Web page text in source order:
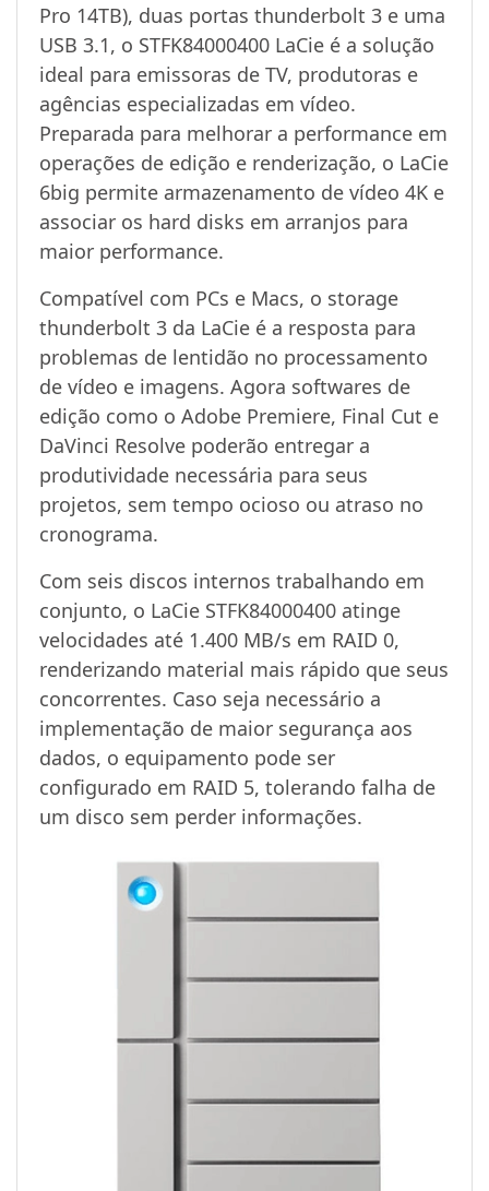
Pro 14TB), duas portas thunderbolt 3 e uma
USB 3.1, o STFK84000400 LaCie é a solução
ideal para emissoras de TV, produtoras e
agências especializadas em vídeo.
Preparada para melhorar a performance em
operações de edição e renderização, o LaCie
6big permite armazenamento de vídeo 4K e
associar os hard disks em arranjos para
maior performance.
Compatível com PCs e Macs, o storage
thunderbolt 3 da LaCie é a resposta para
problemas de lentidão no processamento
de vídeo e imagens. Agora softwares de
edição como o Adobe Premiere, Final Cut e
DaVinci Resolve poderão entregar a
produtividade necessária para seus
projetos, sem tempo ocioso ou atraso no
cronograma.
Com seis discos internos trabalhando em
conjunto, o LaCie STFK84000400 atinge
velocidades até 1.400 MB/s em RAID 0,
renderizando material mais rápido que seus
concorrentes. Caso seja necessário a
implementação de maior segurança aos
dados, o equipamento pode ser
configurado em RAID 5, tolerando falha de
um disco sem perder informações.